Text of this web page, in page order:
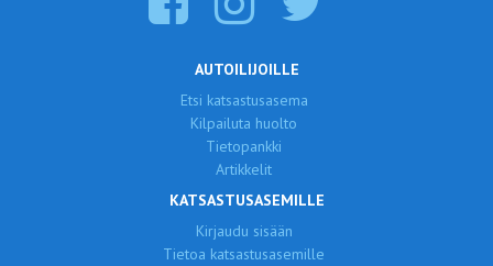
AUTOILIJOILLE
Etsi katsastusasema
Kilpailuta huolto
Tietopankki
Artikkelit
KATSASTUSASEMILLE
Kirjaudu sisään
Tietoa katsastusasemille